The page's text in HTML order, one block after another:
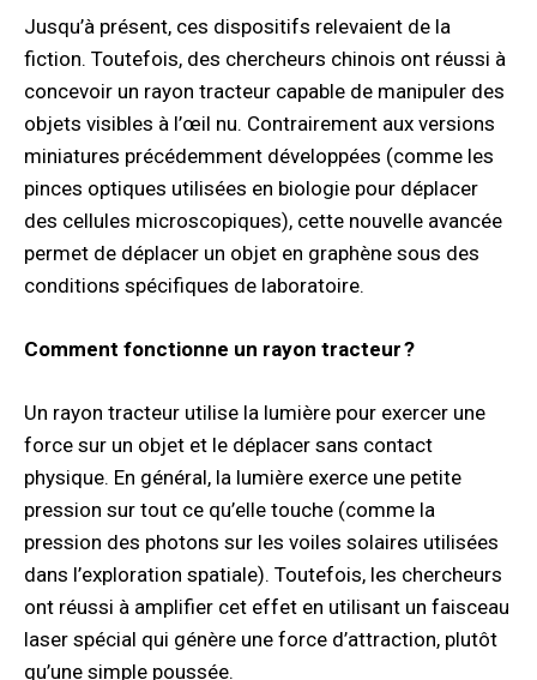
Jusqu’à présent, ces dispositifs relevaient de la
fiction. Toutefois, des chercheurs chinois ont réussi à
concevoir un rayon tracteur capable de manipuler des
objets visibles à l’œil nu. Contrairement aux versions
miniatures précédemment développées (comme les
pinces optiques utilisées en biologie pour déplacer
des cellules microscopiques), cette nouvelle avancée
permet de déplacer un objet en graphène sous des
conditions spécifiques de laboratoire.
Comment fonctionne un rayon tracteur ?
Un rayon tracteur utilise la lumière pour exercer une
force sur un objet et le déplacer sans contact
physique. En général, la lumière exerce une petite
pression sur tout ce qu’elle touche (comme la
pression des photons sur les voiles solaires utilisées
dans l’exploration spatiale). Toutefois, les chercheurs
ont réussi à amplifier cet effet en utilisant un faisceau
laser spécial qui génère une force d’attraction, plutôt
qu’une simple poussée.